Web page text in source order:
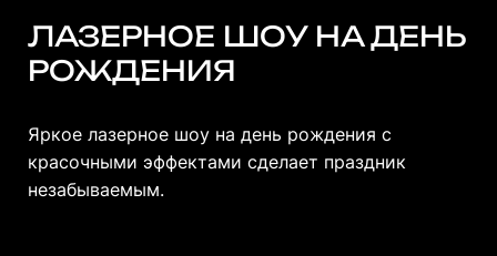
ЛАЗЕРНОЕ ШОУ НА ДЕНЬ
РОЖДЕНИЯ
Яркое лазерное шоу на день рождения с
красочными эффектами сделает праздник
незабываемым.